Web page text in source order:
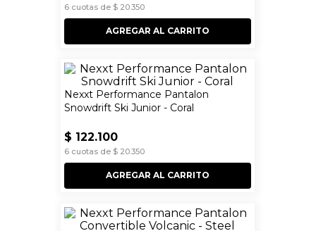
6cuotas de $ 20.350
AGREGAR AL CARRITO
Nexxt Performance Pantalon
Snowdrift Ski Junior - Coral
$ 122.100
6cuotas de $ 20.350
AGREGAR AL CARRITO